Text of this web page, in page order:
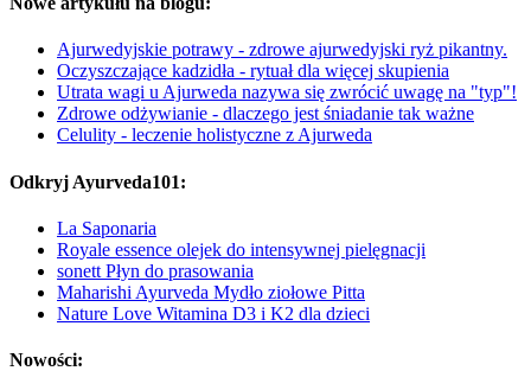
Ajurwedyjskie potrawy - zdrowe ajurwedyjski ryż pikantny.
Oczyszczające kadzidła - rytuał dla więcej skupienia
Utrata wagi u Ajurweda nazywa się zwrócić uwagę na "typ"!
Zdrowe odżywianie - dlaczego jest śniadanie tak ważne
Celulity - leczenie holistyczne z Ajurweda
Odkryj Ayurveda101:
La Saponaria
Royale essence olejek do intensywnej pielęgnacji
sonett Płyn do prasowania
Maharishi Ayurveda Mydło ziołowe Pitta
Nature Love Witamina D3 i K2 dla dzieci
Nowości: